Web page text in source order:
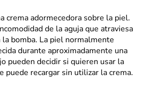
crema adormecedora sobre la piel.
de la aguja que atraviesa
bomba. La piel normalmente
durante aproximadamente una
pueden decidir si quieren usar la
puede recargar sin utilizar la crema.